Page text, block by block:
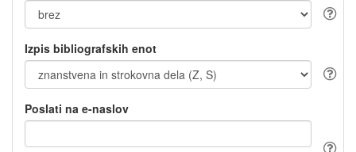
Izpis bibliografskih enot
Poslati na e-naslov